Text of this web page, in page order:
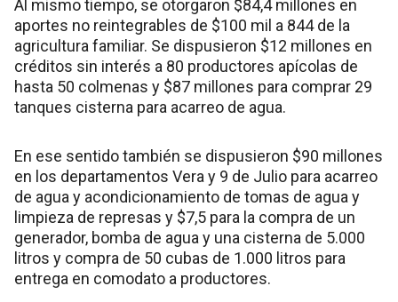
Al mismo tiempo, se otorgaron $84,4 millones en
aportes no reintegrables de $100 mil a 844 de la
agricultura familiar. Se dispusieron $12 millones en
créditos sin interés a 80 productores apícolas de
hasta 50 colmenas y $87 millones para comprar 29
tanques cisterna para acarreo de agua.
En ese sentido también se dispusieron $90 millones
en los departamentos Vera y 9 de Julio para acarreo
de agua y acondicionamiento de tomas de agua y
limpieza de represas y $7,5 para la compra de un
generador, bomba de agua y una cisterna de 5.000
litros y compra de 50 cubas de 1.000 litros para
entrega en comodato a productores.